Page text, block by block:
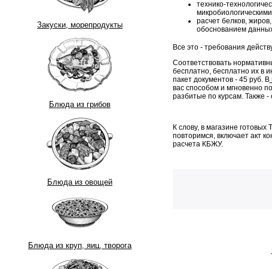
Закуски, морепродукты
Блюда из грибов
Блюда из овощей
Блюда из круп, яиц, творога
технико-
расчет белков,
обоснованием
Все это - требования
Соответствовать
бесплатно, бесплатно их в
пакет документов - 45 руб. В
вас способом и мгновенно
разбитые по курсам. Также -
К слову, в магазине
повторимся, включает акт
расчета КБЖУ.